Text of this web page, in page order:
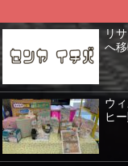
リ
へ
ウ
ヒ